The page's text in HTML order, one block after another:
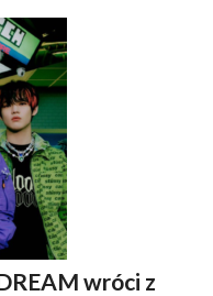
wróci z